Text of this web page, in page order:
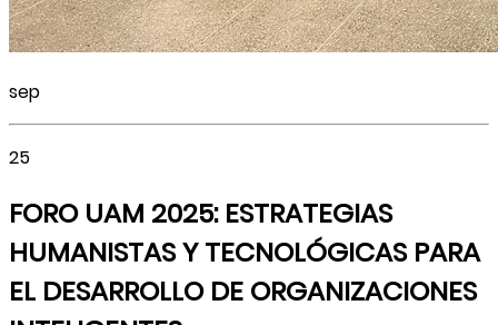
sep
25
FORO UAM 2025: ESTRATEGIAS
HUMANISTAS Y TECNOLÓGICAS PARA
EL DESARROLLO DE ORGANIZACIONES